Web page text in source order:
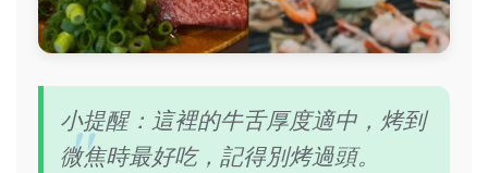
小提醒：這裡的牛舌厚度適中，烤到
微焦時最好吃，記得別烤過頭。